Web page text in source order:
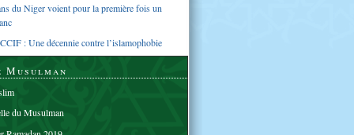
du Niger voient pour la première fois un
: Une décennie contre l’islamophobie
Musulman
du Musulman